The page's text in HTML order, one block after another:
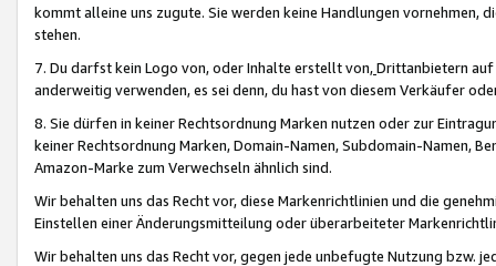
kommt alleine uns zugute. Sie werden keine Handlungen vornehmen,
stehen.
7. Du darfst kein Logo von, oder Inhalte erstellt von,Drittanbietern auf
anderweitig verwenden, es sei denn, du hast von diesem Verkäufer
8. Sie dürfen in keiner Rechtsordnung Marken nutzen oder zur
keiner Rechtsordnung Marken, Domain-Namen, Subdomain-Namen,
Amazon-Marke zum Verwechseln ähnlich sind.
Wir behalten uns das Recht vor, diese Markenrichtlinien und die
Einstellen einer Änderungsmitteilung oder überarbeiteter
Wir behalten uns das Recht vor, gegen jede unbefugte Nutzung bzw.